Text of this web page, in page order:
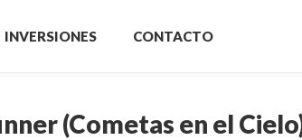
INVERSIONES CONTACTO
(Cometas en el